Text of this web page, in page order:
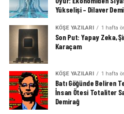
Yükselişi – Dilaver
KÖŞE YAZILARI 1 hafta
Son Put: Yapay Zeka,
Karaçam
KÖŞE YAZILARI 1 hafta
Batı Göğünde Beliren
İnsan Ötesi Totaliter
Demirağ